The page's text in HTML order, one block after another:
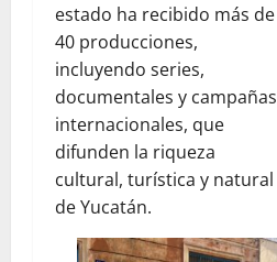
estado ha recibido más de
40 producciones,
incluyendo series,
documentales y campañas
internacionales, que
difunden la riqueza
cultural, turística y natural
de Yucatán.